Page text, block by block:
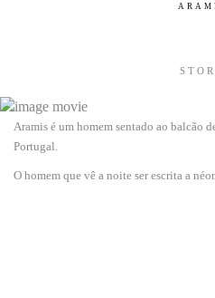
Aramis é um homem sentado ao balcão
Portugal.
O homem que vê a noite ser escrita a